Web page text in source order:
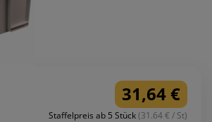
31,64 €
Staffelpreis ab 5 Stück(31.64 € / St)